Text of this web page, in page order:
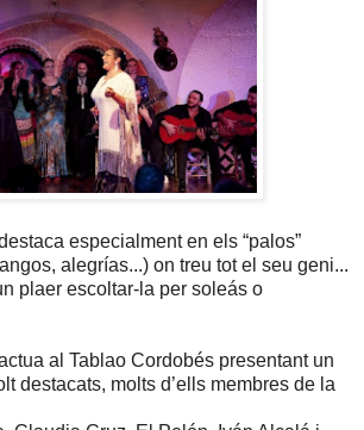
especialment en els “palos”
alegrías...) on treu tot el seu geni...
plaer escoltar-la per soleás o
al Tablao Cordobés presentant un
destacats, molts d’ells membres de la